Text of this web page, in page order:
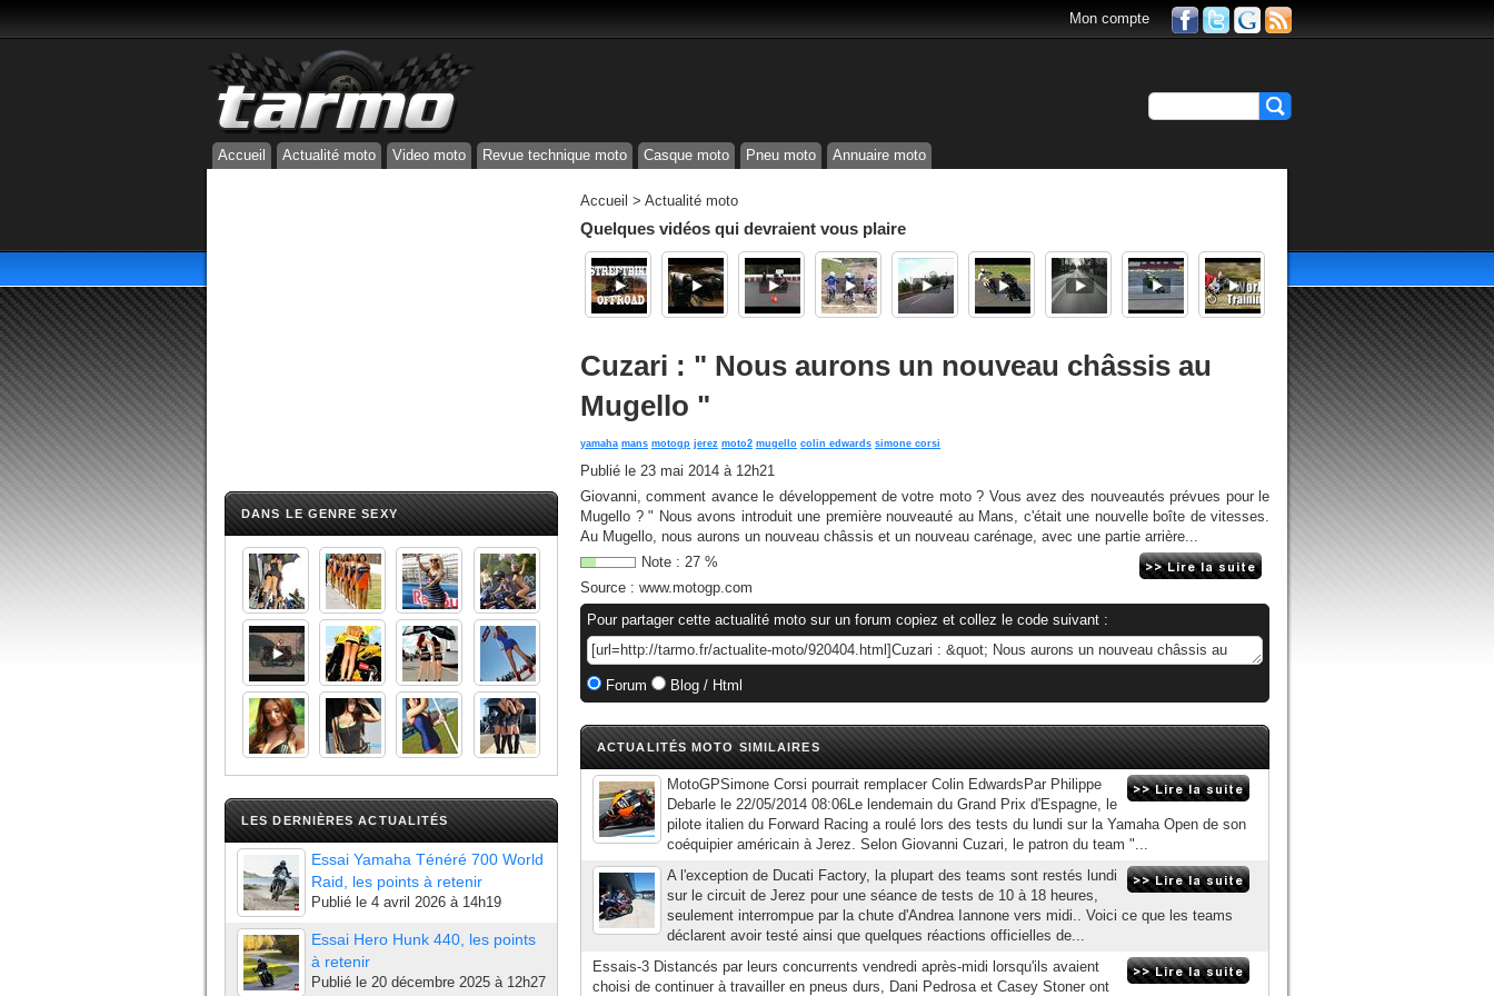
Mon compte
Accueil Actualité moto Video moto Revue technique moto Casque moto Pneu moto Annuaire moto
DANS LE GENRE SEXY
LES DERNIÈRES ACTUALITÉS
Essai Yamaha Ténéré 700 World
Raid, les points à retenir
Publié le 4 avril 2026 à 14h19
Essai Hero Hunk 440, les points
à retenir
Publié le 20 décembre 2025 à 12h27
Accueil > Actualité moto
Quelques vidéos qui devraient vous plaire
Cuzari : " Nous aurons un nouveau châssis au
Mugello "
yamaha mans motogp jerez moto2 mugello colin edwards simone corsi
Publié le 23 mai 2014 à 12h21
Giovanni, comment avance le développement de votre moto ? Vous avez des nouveautés prévues pour le
Mugello ? " Nous avons introduit une première nouveauté au Mans, c'était une nouvelle boîte de vitesses.
Au Mugello, nous aurons un nouveau châssis et un nouveau carénage, avec une partie arrière...
Note : 27 %
Source : www.motogp.com
Pour partager cette actualité moto sur un forum copiez et collez le code suivant :
Forum Blog / Html
ACTUALITÉS MOTO SIMILAIRES
MotoGPSimone Corsi pourrait remplacer Colin EdwardsPar Philippe
Debarle le 22/05/2014 08:06Le lendemain du Grand Prix d'Espagne, le
pilote italien du Forward Racing a roulé lors des tests du lundi sur la Yamaha Open de son
coéquipier américain à Jerez. Selon Giovanni Cuzari, le patron du team "...
A l'exception de Ducati Factory, la plupart des teams sont restés lundi
sur le circuit de Jerez pour une séance de tests de 10 à 18 heures,
seulement interrompue par la chute d'Andrea Iannone vers midi.. Voici ce que les teams
déclarent avoir testé ainsi que quelques réactions officielles de...
Essais-3 Distancés par leurs concurrents vendredi après-midi lorsqu'ils avaient
choisi de continuer à travailler en pneus durs, Dani Pedrosa et Casey Stoner ont